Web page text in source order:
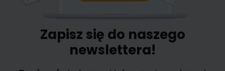
Zapisz się do naszego
newslettera!